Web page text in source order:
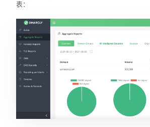
表：